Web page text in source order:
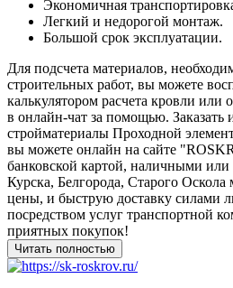
Экономичная
Легкий и недорогой монтаж.
Большой срок эксплуатации.
Для подсчета материалов,
строительных работ, вы можете
калькулятором расчета кровли или
в онлайн-чат за помощью. Заказать
стройматериалы Проходной
вы можете онлайн на сайте
банковской картой, наличными или
Курска, Белгорода, Старого
цены, и быструю доставку силами
посредством услуг транспортной
приятных покупок!